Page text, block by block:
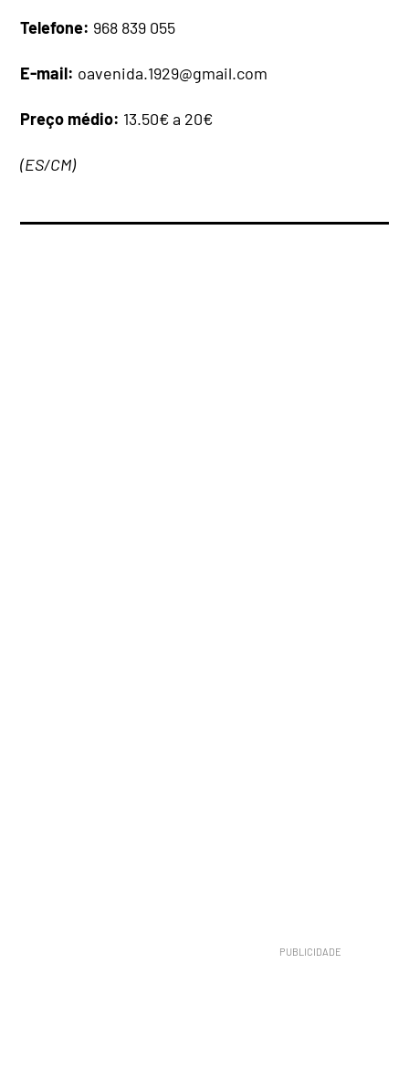
Telefone: 968 839 055
E-mail: oavenida.1929@gmail.com
Preço médio: 13.50€ a 20€
(ES/CM)